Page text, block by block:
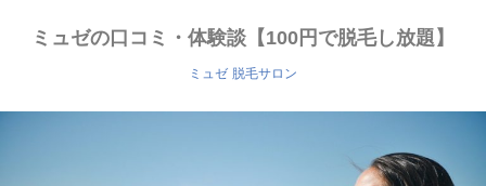
ミュゼの口コミ・体験談【100円で脱毛し放題】
ミュゼ 脱毛サロン